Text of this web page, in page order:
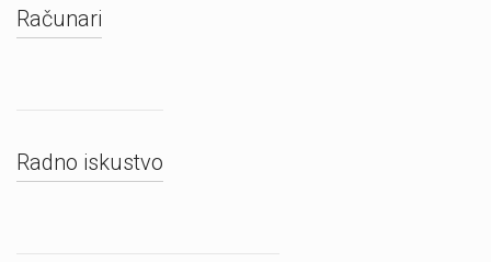
Računari
Radno iskustvo